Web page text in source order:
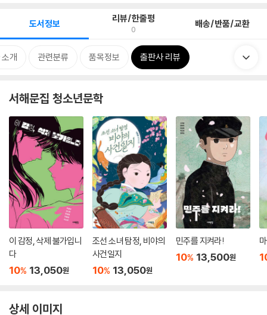
도서정보 리뷰/한줄평
0 배송/반품/교환
개 관련분류 품목정보 출판사 리뷰
서해문집 청소년문학
이 감정, 삭제 불가입니
다
10% 13,050원
조선 소녀 탐정, 비야의
사건일지
10% 13,050원
민주를 지켜라!
10% 13,500원
상세 이미지